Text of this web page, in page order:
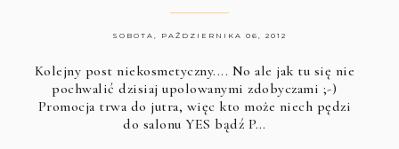
SOBOTA, PAŹDZIERNIKA 06, 2012
Kolejny post niekosmetyczny.... No ale jak tu się nie
pochwalić dzisiaj upolowanymi zdobyczami ;-)
Promocja trwa do jutra, więc kto może niech pędzi
do salonu YES bądź P…